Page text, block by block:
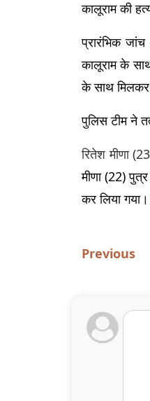
कालूराम की
प्रारंभिक
कालूराम के
के साथ मिलकर
पुलिस टीम ने
रितेश मीणा
मीणा (22)
कर लिया गया।
Previous